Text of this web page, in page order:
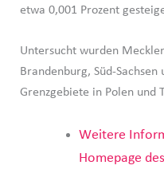
etwa 0,001 Prozent
Untersucht wurden
Brandenburg, Süd-
Grenzgebiete in Polen und
Weitere
Homepage